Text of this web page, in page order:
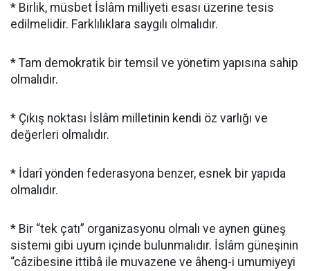
* Birlik, müsbet İslâm milliyeti esası üzerine tesis
edilmelidir. Farklılıklara saygılı olmalıdır.
* Tam demokratik bir temsil ve yönetim yapısına sahip
olmalıdır.
* Çıkış noktası İslâm milletinin kendi öz varlığı ve
değerleri olmalıdır.
* İdarî yönden federasyona benzer, esnek bir yapıda
olmalıdır.
* Bir “tek çatı” organizasyonu olmalı ve aynen güneş
sistemi gibi uyum içinde bulunmalıdır. İslâm güneşinin
“câzibesine ittibâ ile muvazene ve âheng-i umumiyeyi